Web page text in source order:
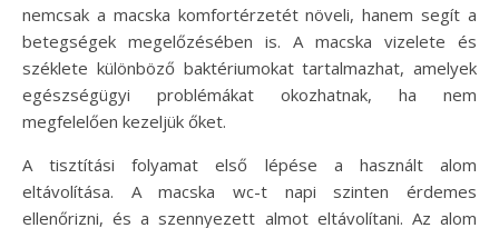
nemcsak a macska komfortérzetét növeli, hanem segít a
betegségek megelőzésében is. A macska vizelete és
széklete különböző baktériumokat tartalmazhat, amelyek
egészségügyi problémákat okozhatnak, ha nem
megfelelően kezeljük őket.
A tisztítási folyamat első lépése a használt alom
eltávolítása. A macska wc-t napi szinten érdemes
ellenőrizni, és a szennyezett almot eltávolítani. Az alom